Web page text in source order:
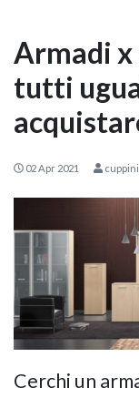
RECEPTION
TAVOLI RIUNIONE
ACCESSORI
Armadi x
tutti
02 Apr 2021
Cerchi un